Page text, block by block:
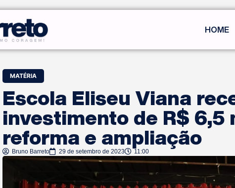
HOME
MATÉRIA
Escola Eliseu Viana
investimento de R$ 6,5
reforma e ampliação
Bruno Barreto 29 de setembro de 2023 11:00